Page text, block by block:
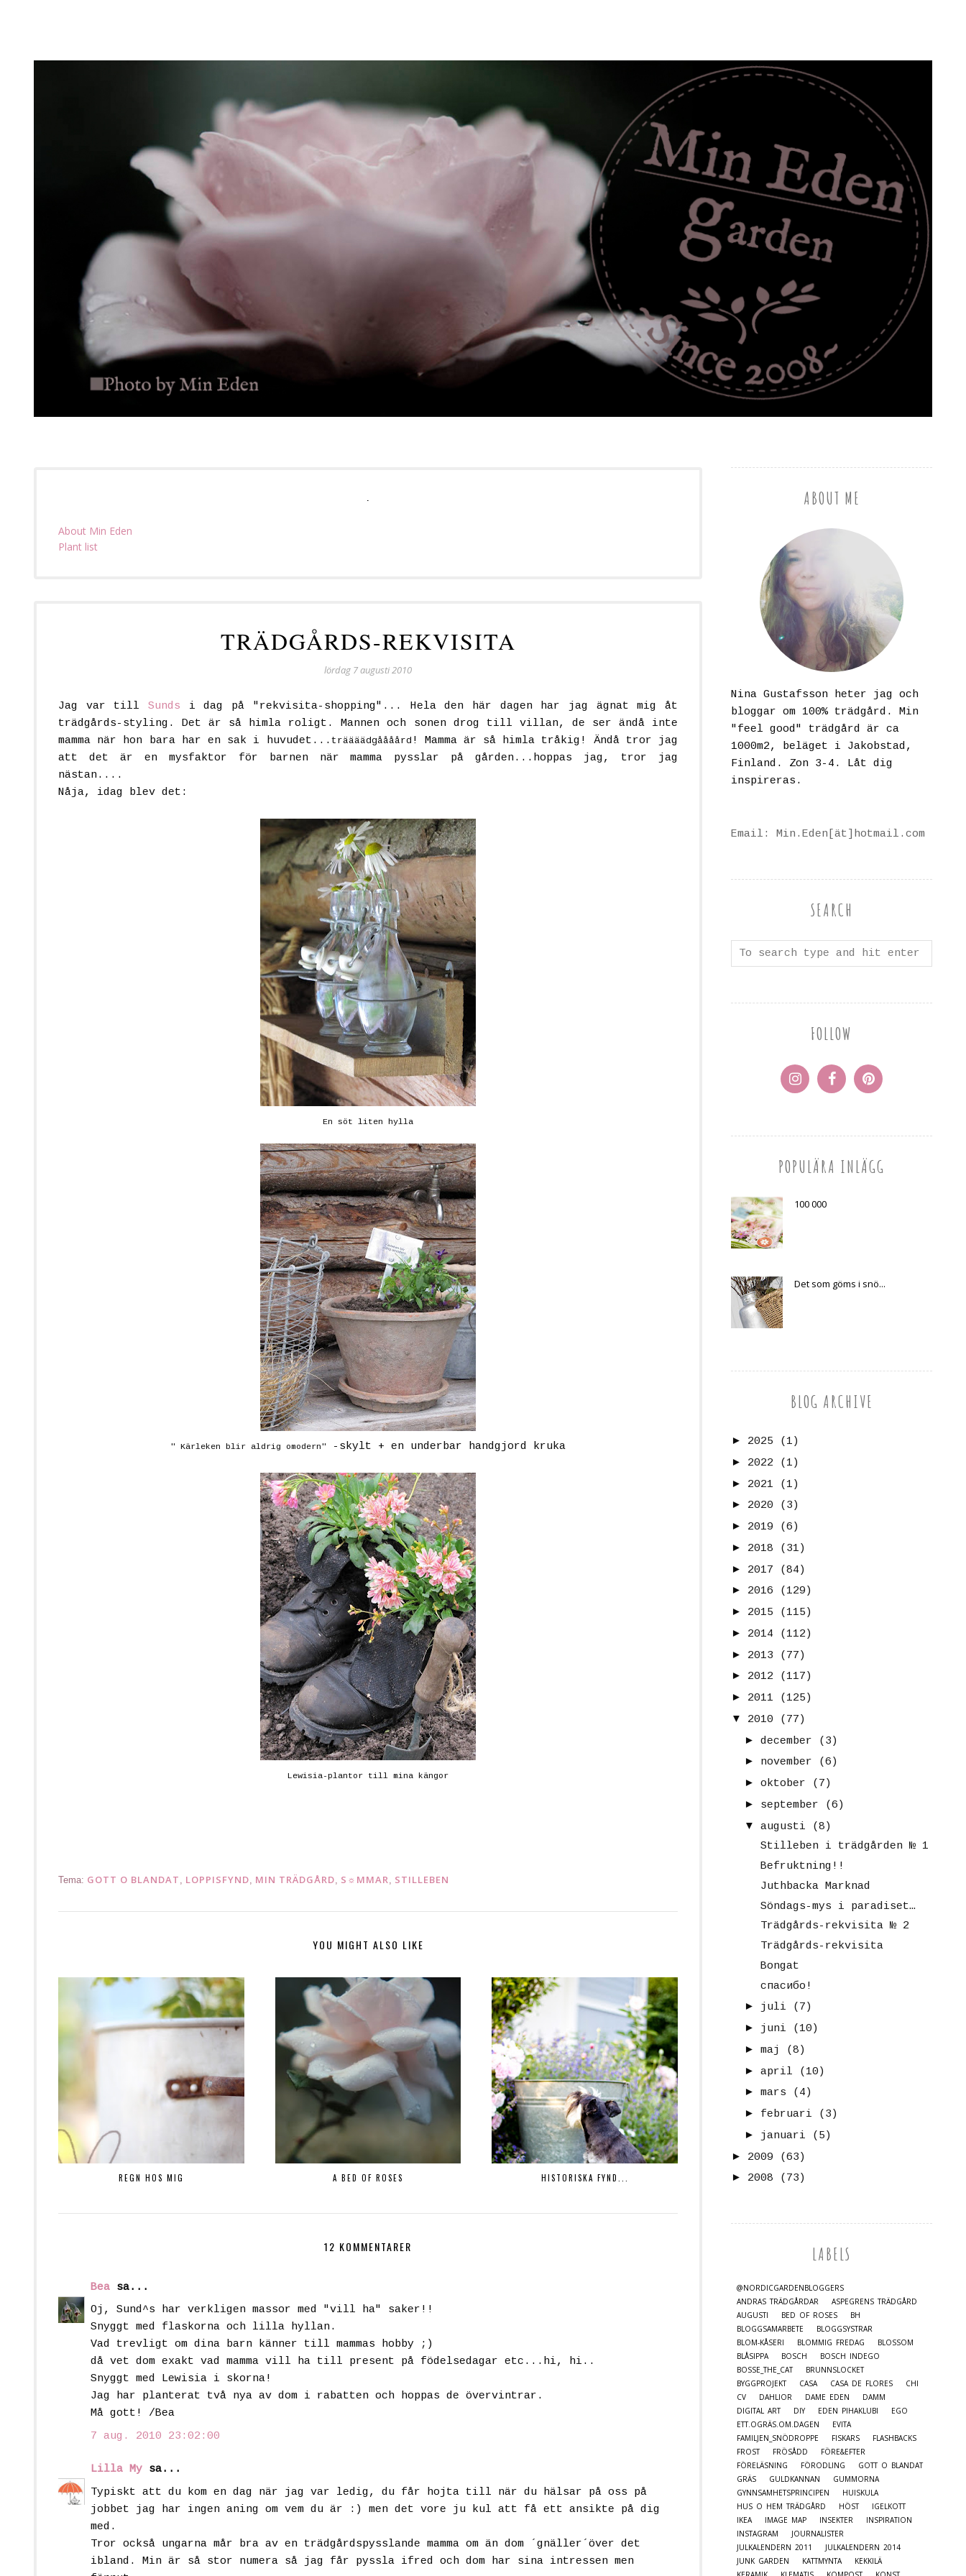
About Min Eden
Plant list
TRÄDGÅRDS-REKVISITA
lördag 7 augusti 2010
Jag var tillSunds i dag på "rekvisita-shopping"... Hela den här dagen har jag ägnat mig åt
trädgårds-styling. Det är så himla roligt. Mannen och sonen drog till villan, de ser ändå inte
mamma när hon bara har en sak i huvudet... träääädgåååård ! Mamma är så himla tråkig! Ändå tror jag
att det är en mysfaktor för barnen när mamma pysslar på gården...hoppas jag, tror jag
nästan....
Nåja, idag blev det:
En söt liten hylla
" Kärleken blir aldrig omodern" -skylt + en underbar handgjord kruka
Lewisia-plantor till mina kängor
Tema: GOTT O BLANDAT , LOPPISFYND, MIN TRÄDGÅRD, S☼MMAR, STILLEBEN
YOU MIGHT ALSO LIKE
REGN HOS MIG A BED OF ROSES HISTORISKA FYND...
12 KOMMENTARER
Bea sa...
Oj, Sund^s har verkligen massor med "vill ha" saker!!
Snyggt med flaskorna och lilla hyllan.
Vad trevligt om dina barn känner till mammas hobby ;)
då vet dom exakt vad mamma vill ha till present på födelsedagar etc...hi, hi..
Snyggt med Lewisia i skorna!
Jag har planterat två nya av dom i rabatten och hoppas de övervintrar.
Må gott! /Bea
7 aug. 2010 23:02:00
Lilla My sa...
Typiskt att du kom en dag när jag var ledig, du får hojta till när du hälsar på oss på
jobbet jag har ingen aning om vem du är :) men det vore ju kul att få ett ansikte på dig
med.
Tror också ungarna mår bra av en trädgårdspysslande mamma om än dom ´gnäller´över det
ibland. Min är så stor numera så jag får pyssla ifred och dom har sina intressen men
ABOUT ME
Nina Gustafsson heter jag och
bloggar om 100% trädgård. Min
"feel good" trädgård är ca
1000m2, beläget i Jakobstad,
Finland. Zon 3-4. Låt dig
inspireras.
Email: Min.Eden[ät]hotmail.com
SEARCH
FOLLOW
POPULÄRA INLÄGG
100 000
Det som göms i snö...
BLOG ARCHIVE
► 2025
(1)
► 2022
(1)
► 2021
(1)
► 2020
(3)
► 2019
(6)
► 2018
(31)
► 2017
(84)
► 2016
(129)
► 2015
(115)
► 2014
(112)
► 2013
(77)
► 2012
(117)
► 2011
(125)
▼
2010
(77)
► december
(3)
► november
(6)
► oktober
(7)
► september
(6)
▼
augusti
(8)
Stilleben i trädgården № 1
Befruktning!!
Juthbacka Marknad
Söndags-mys i paradiset…
Trädgårds-rekvisita № 2
Trädgårds-rekvisita
Bongat
спасибо!
► juli
(7)
► juni
(10)
► maj
(8)
► april
(10)
► mars
(4)
► februari
(3)
► januari
(5)
► 2009
(63)
► 2008 (73)
LABELS
@NORDICGARDENBLOGGERS
ANDRAS TRÄDGÅRDAR
ASPEGRENS TRÄDGÅRD
AUGUSTI
BED OF ROSES
BH
BLOGGSAMARBETE
BLOGGSYSTRAR
BLOM-KÅSERI
BLOMMIG FREDAG
BLOSSOM
BLÅSIPPA
BOSCH
BOSCH INDEGO
BOSSE_THE_CAT
BRUNNSLOCKET
BYGGPROJEKT
CASA CASA DE FLORES
CHI
CV
DAHLIOR DAME EDEN
DAMM
DIGITAL ART
DIY EDEN PIHAKLUBI
EGO
ETT.OGRÄS.OM.DAGEN
EVITA
FAMILJEN_SNÖDROPPE
FISKARS
FLASHBACKS
FROST
FRÖSÅDD
FÖRE&EFTER
FÖRELÄSNING
FÖRODLING
GOTT O BLANDAT
GRÄS
GULDKANNAN
GUMMORNA
GYNNSAMHETSPRINCIPEN
HUISKULA
HUS O HEM TRÄDGÅRD
HÖST
IGELKOTT
IKEA
IMAGE MAP INSEKTER
INSPIRATION
INSTAGRAM
JOURNALISTER
JULKALENDERN 2011
JULKALENDERN 2014
JUNK GARDEN
KATTMYNTA
KEKKILÄ